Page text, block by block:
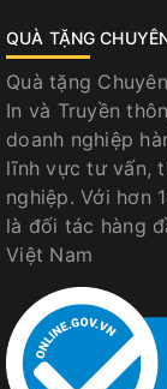
QUÀ TẶNG
Quà tặng
In và Truyền
doanh nghiệp
lĩnh vực tư vấn,
nghiệp. Với hơn
là đối tác hàng
Việt Nam